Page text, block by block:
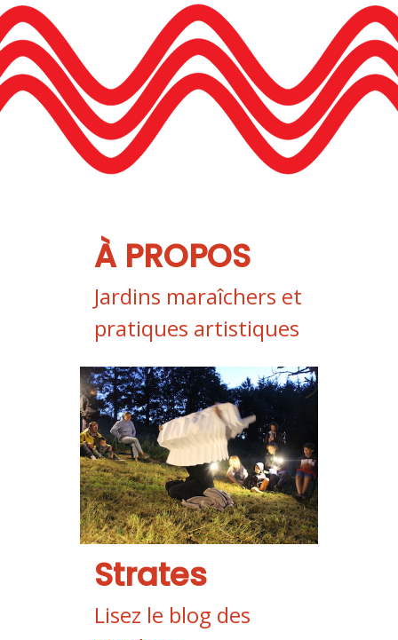
À PROPOS
Jardins maraîchers et
pratiques artistiques
Strates
Lisez le blog des